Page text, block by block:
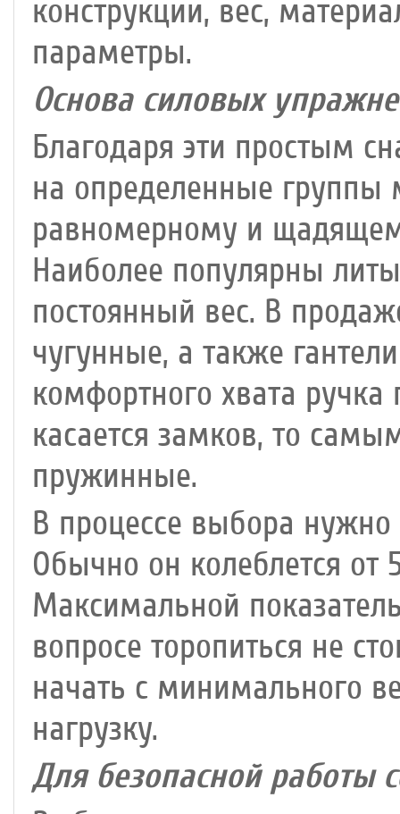
конструкции, вес,
параметры.
Основа силовых
Благодаря эти простым
на определенные группы
равномерному и
Наиболее популярны
постоянный вес. В
чугунные, а также
комфортного хвата
касается замков, то
пружинные.
В процессе выбора нужно
Обычно он колеблется
Максимальной
вопросе торопиться не
начать с минимального
нагрузку.
Для безопасной работы